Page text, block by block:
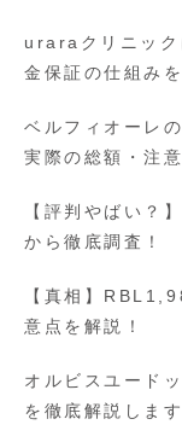
uraraクリニック
金保証の仕組み
ベルフィオーレ
実際の総額・注
【評判やばい？
から徹底調査！
【真相】
意点を解説！
オルビスユード
を徹底解説します